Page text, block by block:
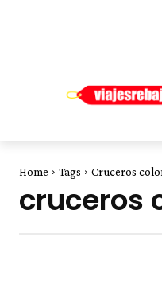
Home Tags Cruceros
cruceros